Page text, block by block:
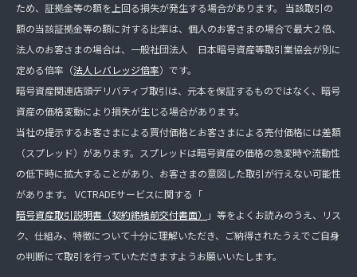
ため、証拠金等の額を上回る損失が発生する場合があります。 当該取引の
額の当該証拠金等の額に対する比率は、個人のお客さまの場合で最大２倍、
法人のお客さまの場合は、一般社団法人 日本暗号資産等取引業協会が別に
定める倍率（法人レバレッジ倍率）です。
暗号資産関連店頭デリバティブ取引は、元本を保証するものではなく、暗号
資産の価格変動により損失が生じる場合があります。
当社の提示するお客さまによる買付価格とお客さまによる売付価格には差額
（スプレッド）があります。スプレッドは暗号資産の価格の急変時や流動性
の低下時に拡大することがあり、お客さまの意図した取引が行えない可能性
があります。 VCTRADEサービスに関する「
暗号資産取引説明書（契約締結前交付書面）
」等をよくお読みのうえ、リス
ク、仕組み、特徴について十分に理解いただき、ご納得されたうえでご自身
の判断にて取引を行っていただきますようお願いいたします。